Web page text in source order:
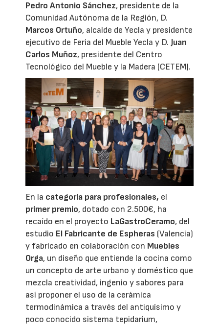
Pedro Antonio Sánchez, presidente de la
Comunidad Autónoma de la Región, D.
Marcos Ortuño, alcalde de Yecla y presidente
ejecutivo de Feria del Mueble Yecla y D. Juan
Carlos Muñoz, presidente del Centro
Tecnológico del Mueble y la Madera (CETEM).
En la categoría para profesionales, el
primer premio, dotado con 2.500€, ha
recaído en el proyecto LaGastroCeramo, del
estudio El Fabricante de Espheras (Valencia)
y fabricado en colaboración con Muebles
Orga, un diseño que entiende la cocina como
un concepto de arte urbano y doméstico que
mezcla creatividad, ingenio y sabores para
así proponer el uso de la cerámica
termodinámica a través del antiquísimo y
poco conocido sistema tepidarium,